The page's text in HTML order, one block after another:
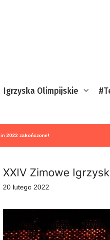
Igrzyska Olimpijskie
2022 zakończone!
XXIV Zimowe
20 lutego 2022